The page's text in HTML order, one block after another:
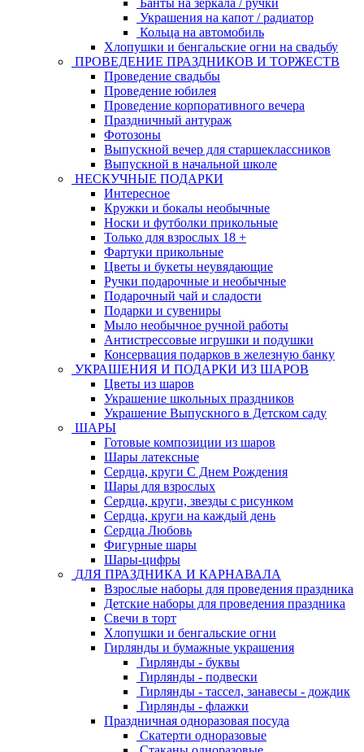
Банты на зеркала / ручки
Украшения на капот / радиатор
Кольца на автомобиль
Хлопушки и бенгальские огни на свадьбу
ПРОВЕДЕНИЕ ПРАЗДНИКОВ И ТОРЖЕСТВ
Проведение свадьбы
Проведение юбилея
Проведение корпоративного вечера
Праздничный антураж
Фотозоны
Выпускной вечер для старшеклассников
Выпускной в начальной школе
НЕСКУЧНЫЕ ПОДАРКИ
Интересное
Кружки и бокалы необычные
Носки и футболки прикольные
Только для взрослых 18 +
Фартуки прикольные
Цветы и букеты неувядающие
Ручки подарочные и необычные
Подарочный чай и сладости
Подарки и сувениры
Мыло необычное ручной работы
Антистрессовые игрушки и подушки
Консервация подарков в железную банку
УКРАШЕНИЯ И ПОДАРКИ ИЗ ШАРОВ
Цветы из шаров
Украшение школьных праздников
Украшение Выпускного в Детском саду
ШАРЫ
Готовые композиции из шаров
Шары латексные
Сердца, круги С Днем Рождения
Шары для взрослых
Сердца, круги, звезды с рисунком
Сердца, круги на каждый день
Сердца Любовь
Фигурные шары
Шары-цифры
ДЛЯ ПРАЗДНИКА И КАРНАВАЛА
Взрослые наборы для проведения праздника
Детские наборы для проведения праздника
Свечи в торт
Хлопушки и бенгальские огни
Гирлянды и бумажные украшения
Гирлянды - буквы
Гирлянды - подвески
Гирлянды - тассел, занавесы - дождик
Гирлянды - флажки
Праздничная одноразовая посуда
Скатерти одноразовые